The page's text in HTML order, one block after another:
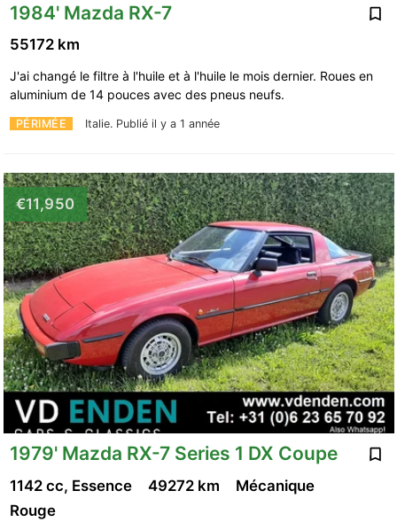
1984' Mazda RX-7
PÉRIMÉE Italie. Publié il y a 1 année
55172 km
J'ai changé le filtre à l'huile et à l'huile le mois dernier. Roues en
aluminium de 14 pouces avec des pneus neufs.
€11,950
1979' Mazda RX-7 Series 1 DX Coupe
1142 cc, Essence 49272 km
Mécanique
Rouge